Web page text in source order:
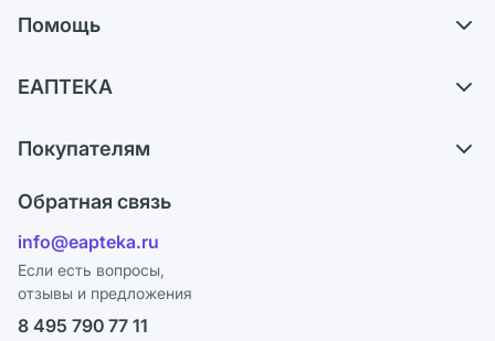
Помощь
Обмен и возврат
Блог
ЕАПТЕКА
Карьера
Поставщики
Лицензия
Реклама на сайте
Ваши товары на ЕАПТЕКЕ
Покупателям
Программа СберСпасибо
Политика конфиденциальности
Пользовательское соглашение
Обратная связь
info@eapteka.ru
Если есть вопросы,
отзывы и предложения
8 495 790 77 11